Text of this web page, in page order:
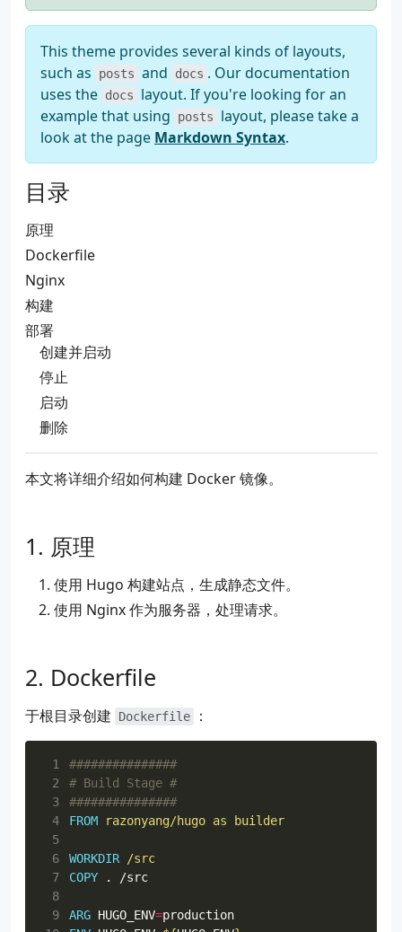
This theme provides several kinds of layouts,
such as
posts and docs . Our documentation
uses the docs
layout. If you're looking for an
example that using
posts
layout, please take a
look at the page Markdown Syntax.
目录
原理
Dockerfile
Nginx
构建
部署
创建并启动
停止
启动
删除
本文将详细介绍如何构建 Docker 镜像。
原理
使用 Hugo 构建站点，生成静态文件。
使用 Nginx 作为服务器，处理请求。
Dockerfile
于根目录创建 Dockerfile ：
1
###############
2
# Build Stage #
3
###############
4
FROM razonyang/hugo as builder
5
6
WORKDIR /src
7
COPY . /src
8
9
ARG HUGO_ENV=
production